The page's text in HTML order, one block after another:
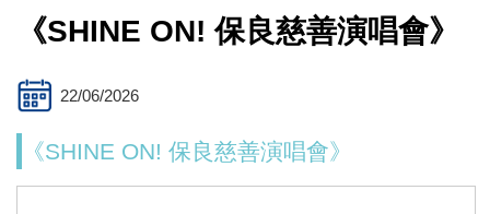
《SHINE ON! 保良慈善演唱會》
22/06/2026
《SHINE ON! 保良慈善演唱會》